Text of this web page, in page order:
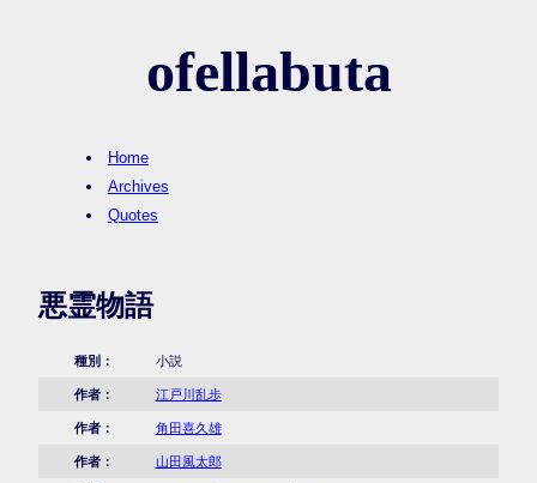
ofellabuta
Home
Archives
Quotes
悪霊物語
種別： 小説
作者： 江戸川乱歩
作者： 角田喜久雄
作者： 山田風太郎